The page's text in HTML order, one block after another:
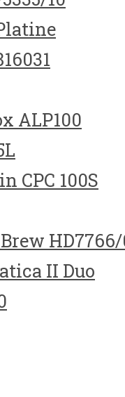
ALP100
CPC 100S
II Duo